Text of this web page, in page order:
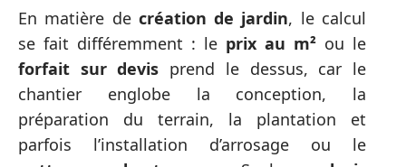
En matière de création de jardin, le calcul
se fait différemment : le prix au m² ou le
forfait sur devis prend le dessus, car le
chantier englobe la conception, la
préparation du terrain, la plantation et
parfois l’installation d’arrosage ou le